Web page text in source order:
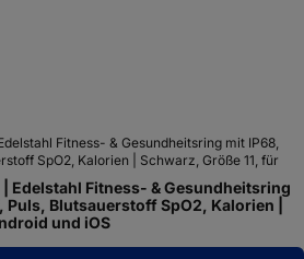
Edelstahl Fitness- & Gesundheitsring
Blutsauerstoff SpO2, Kalorien |
und iOS